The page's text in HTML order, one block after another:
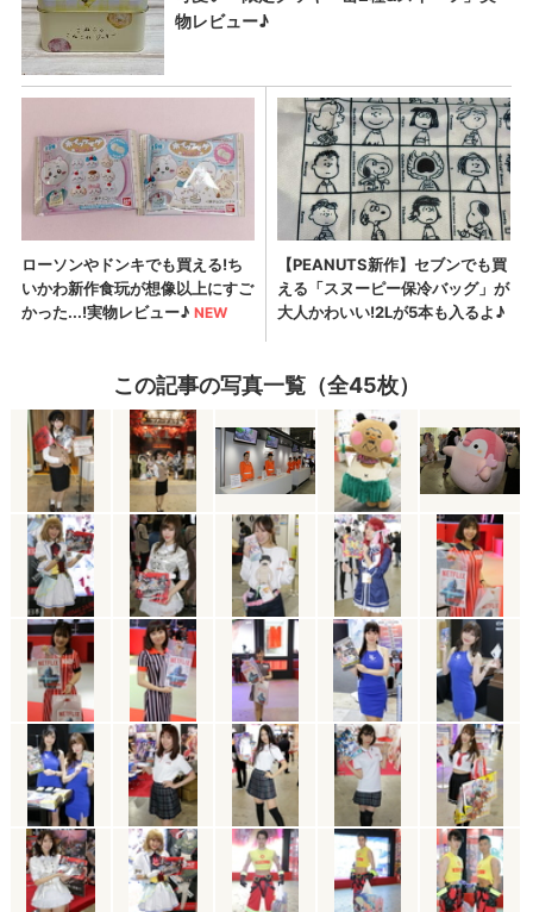
この記事の写真一覧（全45枚）